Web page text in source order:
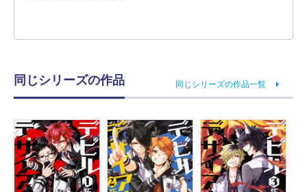
同じシリーズの作品 同じシリーズの作品一覧